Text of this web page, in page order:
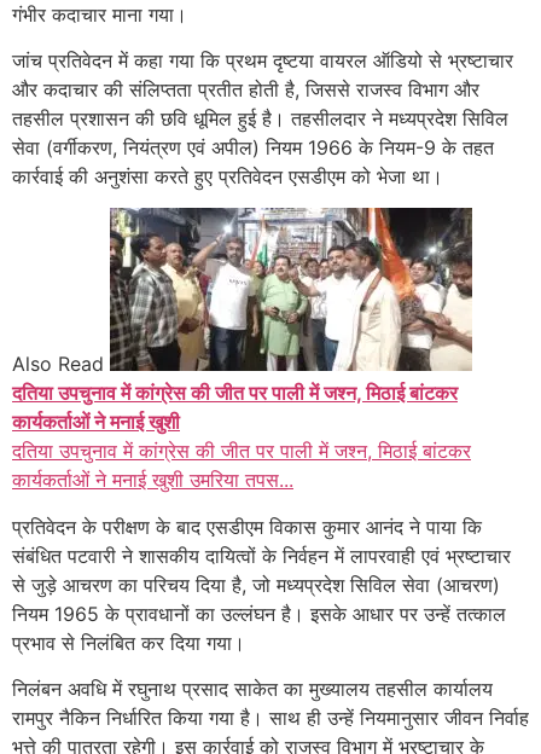
गंभीर कदाचार माना गया।
जांच प्रतिवेदन में कहा गया कि प्रथम दृष्टया वायरल ऑडियो से भ्रष्टाचार
और कदाचार की संलिप्तता प्रतीत होती है, जिससे राजस्व विभाग और
तहसील प्रशासन की छवि धूमिल हुई है। तहसीलदार ने मध्यप्रदेश सिविल
सेवा (वर्गीकरण, नियंत्रण एवं अपील) नियम 1966 के नियम-9 के तहत
कार्रवाई की अनुशंसा करते हुए प्रतिवेदन एसडीएम को भेजा था।
Also Read
दतिया उपचुनाव में कांग्रेस की जीत पर पाली में जश्न, मिठाई बांटकर
कार्यकर्ताओं ने मनाई खुशी
दतिया उपचुनाव में कांग्रेस की जीत पर पाली में जश्न, मिठाई बांटकर
कार्यकर्ताओं ने मनाई खुशी उमरिया तपस...
प्रतिवेदन के परीक्षण के बाद एसडीएम विकास कुमार आनंद ने पाया कि
संबंधित पटवारी ने शासकीय दायित्वों के निर्वहन में लापरवाही एवं भ्रष्टाचार
से जुड़े आचरण का परिचय दिया है, जो मध्यप्रदेश सिविल सेवा (आचरण)
नियम 1965 के प्रावधानों का उल्लंघन है। इसके आधार पर उन्हें तत्काल
प्रभाव से निलंबित कर दिया गया।
निलंबन अवधि में रघुनाथ प्रसाद साकेत का मुख्यालय तहसील कार्यालय
रामपुर नैकिन निर्धारित किया गया है। साथ ही उन्हें नियमानुसार जीवन निर्वाह
भत्ते की पात्रता रहेगी। इस कार्रवाई को राजस्व विभाग में भ्रष्टाचार के